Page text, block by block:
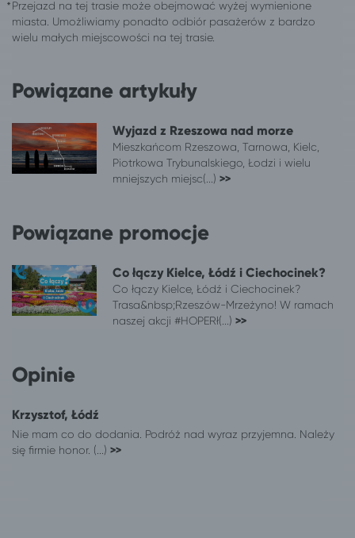
Łódź
Połczyn-Zdrój
Łódź
Wrocław
Łódź
Pustkowo
Łódź
Mikołajki
Łódź
Ciechocinek
Łódź
Suwałki
Łódź
Wisełka
Łódź
Duszniki-Zdrój
Łódź
Międzywodzie
Łódź
Dziwnów
Łódź
Łódź
Wieniec Zdrój
Łódź
Karpacz
Łódź
Lądek-Zdrój
Przejazd na tej trasie może obejmować wyżej wymienione
miasta. Umożliwiamy ponadto odbiór pasażerów z bardzo
wielu małych miejscowości na tej trasie.
Powiązane artykuły
Wyjazd z Rzeszowa nad morze
Mieszkańcom Rzeszowa, Tarnowa, Kielc,
Piotrkowa Trybunalskiego, Łodzi i wielu
mniejszych miejsc(...) >>
Powiązane promocje
Co łączy Kielce, Łódź i Ciechocinek?
Co łączy Kielce, Łódź i Ciechocinek?
Trasa&nbsp;Rzeszów-Mrzeżyno! W ramach
naszej akcji #HOPERł(...) >>
Opinie
Krzysztof, Łódź
Nie mam co do dodania. Podróż nad wyraz przyjemna. Należy
się firmie honor. (...) >>